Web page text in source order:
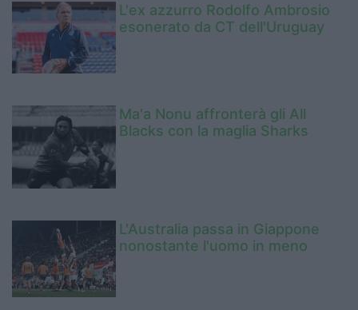
L'ex azzurro Rodolfo Ambrosio
esonerato da CT dell'Uruguay
Ma'a Nonu affronterà gli All
Blacks con la maglia Sharks
L'Australia passa in Giappone
nonostante l'uomo in meno